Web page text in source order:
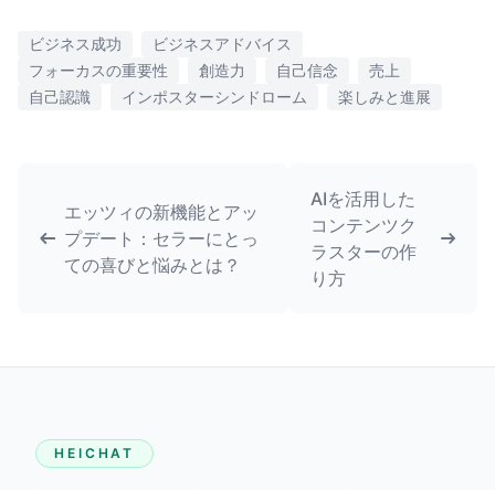
ビジネス成功
ビジネスアドバイス
フォーカスの重要性
創造力 自己信念
売上
自己認識
インポスターシンドローム 楽しみと進展
エッツィの新機能とアッ
プデート：セラーにとっ
ての喜びと悩みとは？
AIを活用した
コンテンツク
ラスターの作
り方
HEICHAT